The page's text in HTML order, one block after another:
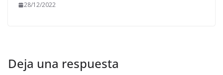
28/12/2022
Deja una respuesta